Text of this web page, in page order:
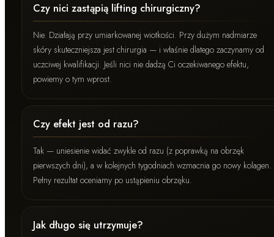
Czy nici zastąpią lifting chirurgiczny?
Nie. Działają przy umiarkowanej wiotkości. Przy dużym nadmiarze
skóry skuteczniejsza jest chirurgia — i właśnie dlatego zaczynamy od
uczciwej kwalifikacji. Jeśli nici nie dadzą Ci oczekiwanego efektu,
powiemy o tym wprost.
Czy efekt jest od razu?
Tak — uniesienie widać zwykle od razu (z poprawką na obrzęk
pierwszych dni), a w kolejnych tygodniach wzmacnia go nowy kolagen.
Pełny rezultat oceniamy po ustąpieniu obrzęku.
Jak długo się utrzymuje?